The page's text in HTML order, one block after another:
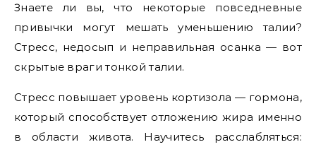
Знаете ли вы, что некоторые повседневные
привычки могут мешать уменьшению талии?
Стресс, недосып и неправильная осанка — вот
скрытые враги тонкой талии.
Стресс повышает уровень кортизола — гормона,
который способствует отложению жира именно
в области живота. Научитесь расслабляться: